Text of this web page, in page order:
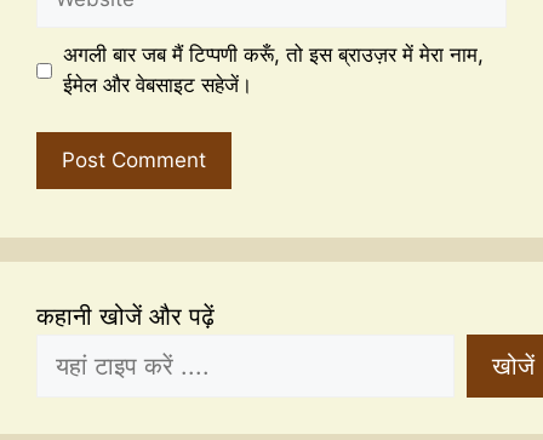
अगली बार जब मैं टिप्पणी करूँ, तो इस ब्राउज़र में मेरा नाम,
ईमेल और वेबसाइट सहेजें।
कहानी खोजें और पढ़ें
खोजें